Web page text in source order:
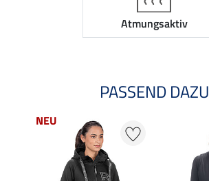
Atmungsaktiv
PASSEND DAZU
NEU